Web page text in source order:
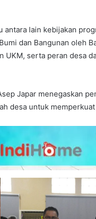
antara lain kebijakan
dan Bangunan oleh
UKM, serta peran desa
Japar menegaskan
desa untuk